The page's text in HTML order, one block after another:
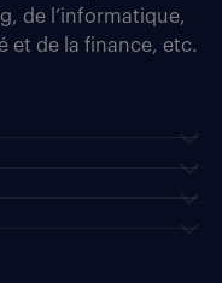
de l’informatique,
et de la finance, etc.